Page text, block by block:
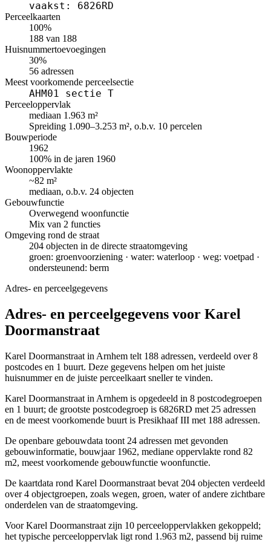
vaakst: 6826RD
Perceelkaarten
100%
188 van 188
Huisnummertoevoegingen
30%
56 adressen
Meest voorkomende perceelsectie
AHM01 sectie T
Perceeloppervlak
mediaan 1.963 m²
Spreiding 1.090–3.253 m², o.b.v. 10 percelen
Bouwperiode
1962
100% in de jaren 1960
Woonoppervlakte
~82 m²
mediaan, o.b.v. 24 objecten
Gebouwfunctie
Overwegend woonfunctie
Mix van 2 functies
Omgeving rond de straat
204 objecten in de directe straatomgeving
groen: groenvoorziening · water: waterloop · weg: voetpad ·
ondersteunend: berm
Adres- en perceelgegevens
Adres- en perceelgegevens voor Karel
Doormanstraat
Karel Doormanstraat in Arnhem telt 188 adressen, verdeeld over 8
postcodes en 1 buurt. Deze gegevens helpen om het juiste
huisnummer en de juiste perceelkaart sneller te vinden.
Karel Doormanstraat in Arnhem is opgedeeld in 8 postcodegroepen
en 1 buurt; de grootste postcodegroep is 6826RD met 25 adressen
en de meest voorkomende buurt is Presikhaaf III met 188 adressen.
De openbare gebouwdata toont 24 adressen met gevonden
gebouwinformatie, bouwjaar 1962, mediane oppervlakte rond 82
m2, meest voorkomende gebouwfunctie woonfunctie.
De kaartdata rond Karel Doormanstraat bevat 204 objecten verdeeld
over 4 objectgroepen, zoals wegen, groen, water of andere zichtbare
onderdelen van de straatomgeving.
Voor Karel Doormanstraat zijn 10 perceeloppervlakken gekoppeld;
het typische perceeloppervlak ligt rond 1.963 m2, passend bij ruime